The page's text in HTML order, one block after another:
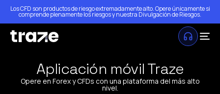
Los CFD son productos de riesgo extremadamente alto. Opere únicamente si
comprende plenamente los riesgos y nuestra Divulgación de Riesgos.
Aplicación móvil Traze
Opere en Forex y CFDs con una plataforma del más alto
nivel.